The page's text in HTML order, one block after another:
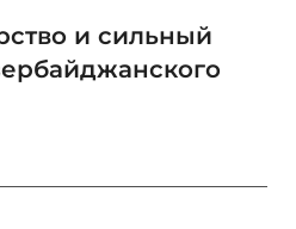
и сильный